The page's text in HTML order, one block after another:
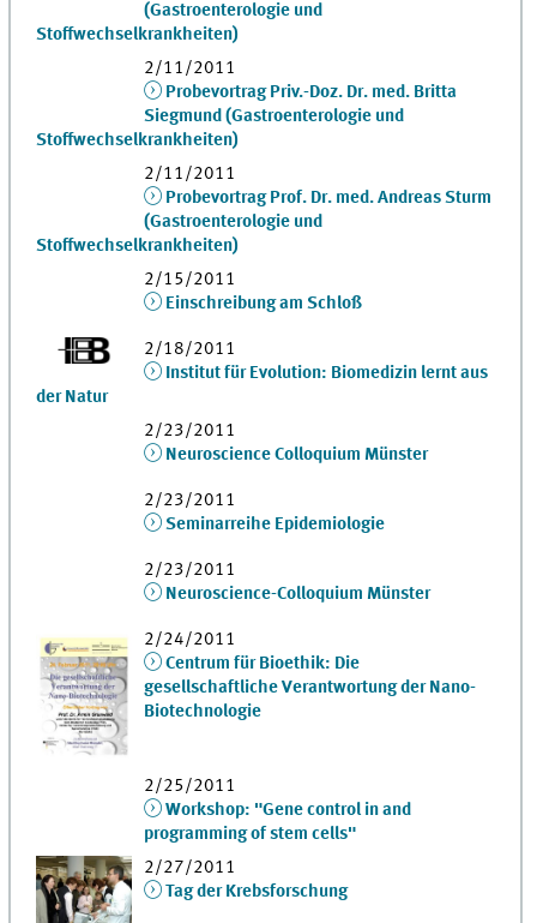
(Gastroenterologie und
Stoffwechselkrankheiten)
2/11/2011
Probevortrag Priv.-Doz. Dr. med. Britta
Siegmund (Gastroenterologie und
Stoffwechselkrankheiten)
2/11/2011
Probevortrag Prof. Dr. med. Andreas Sturm
(Gastroenterologie und
Stoffwechselkrankheiten)
2/15/2011
Einschreibung am Schloß
2/18/2011
Institut für Evolution: Biomedizin lernt aus
der Natur
2/23/2011
Neuroscience Colloquium Münster
2/23/2011
Seminarreihe Epidemiologie
2/23/2011
Neuroscience-Colloquium Münster
2/24/2011
Centrum für Bioethik: Die
gesellschaftliche Verantwortung der Nano-
Biotechnologie
2/25/2011
Workshop: "Gene control in and
programming of stem cells"
2/27/2011
Tag der Krebsforschung